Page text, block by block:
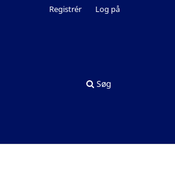
Søg
Registrér Log på